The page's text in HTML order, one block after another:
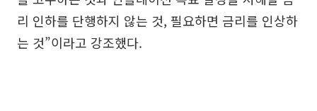
리 인하를 단행하지 않는 것, 필요하면 금리를 인상하
는 것”이라고 강조했다.